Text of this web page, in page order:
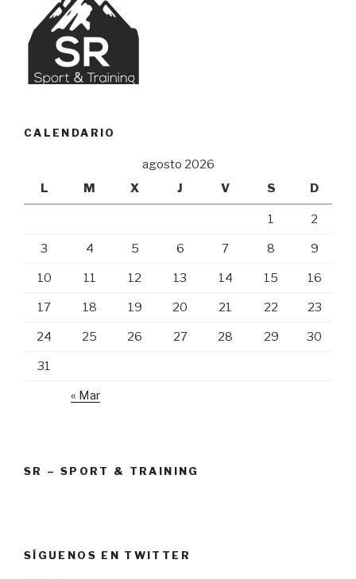
CALENDARIO
agosto 2026
L
M X J V S D
1 2
3 4 5 6 7 8 9
10 11 12 13 14 15 16
17 18 19 20 21 22 23
24 25 26 27 28 29 30
31
« Mar
SR – SPORT & TRAINING
SÍGUENOS EN TWITTER